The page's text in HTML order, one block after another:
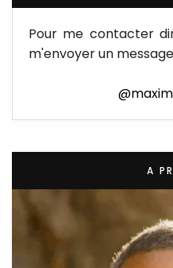
Pour me contacter
m'envoyer un
A